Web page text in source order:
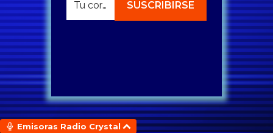
Emisoras Radio Crystal